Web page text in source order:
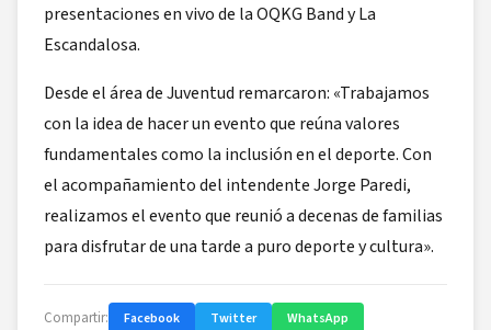
presentaciones en vivo de la OQKG Band y La
Escandalosa.
Desde el área de Juventud remarcaron: «Trabajamos
con la idea de hacer un evento que reúna valores
fundamentales como la inclusión en el deporte. Con
el acompañamiento del intendente Jorge Paredi,
realizamos el evento que reunió a decenas de familias
para disfrutar de una tarde a puro deporte y cultura».
Compartir: Facebook Twitter WhatsApp